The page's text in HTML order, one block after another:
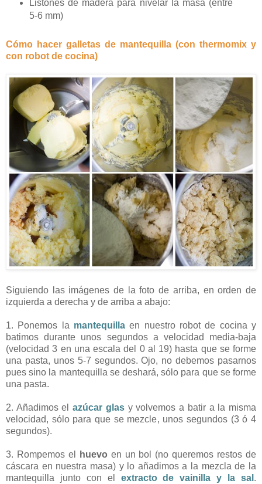
Listones de madera para nivelar la masa (entre
5-6 mm)
Cómo hacer galletas de mantequilla (con thermomix y
con robot de cocina)
Siguiendo las imágenes de la foto de arriba, en orden de
izquierda a derecha y de arriba a abajo:
1. Ponemos la mantequilla en nuestro robot de cocina y
batimos durante unos segundos a velocidad media-baja
(velocidad 3 en una escala del 0 al 19) hasta que se forme
una pasta, unos 5-7 segundos. Ojo, no debemos pasarnos
pues sino la mantequilla se deshará, sólo para que se forme
una pasta.
2. Añadimos elazúcar glas y volvemos a batir a la misma
velocidad, sólo para que se mezcle, unos segundos (3 ó 4
segundos).
3. Rompemos el huevo en un bol (no queremos restos de
cáscara en nuestra masa) y lo añadimos a la mezcla de la
mantequilla junto con el extracto de vainilla y la sal .